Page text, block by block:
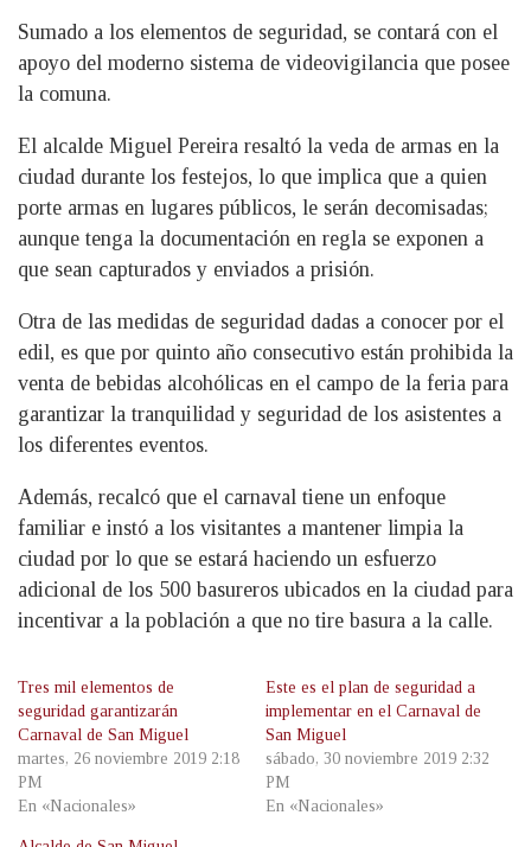
Sumado a los elementos de seguridad, se contará con el
apoyo del moderno sistema de videovigilancia que posee
la comuna.
El alcalde Miguel Pereira resaltó la veda de armas en la
ciudad durante los festejos, lo que implica que a quien
porte armas en lugares públicos, le serán decomisadas;
aunque tenga la documentación en regla se exponen a
que sean capturados y enviados a prisión.
Otra de las medidas de seguridad dadas a conocer por el
edil, es que por quinto año consecutivo están prohibida la
venta de bebidas alcohólicas en el campo de la feria para
garantizar la tranquilidad y seguridad de los asistentes a
los diferentes eventos.
Además, recalcó que el carnaval tiene un enfoque
familiar e instó a los visitantes a mantener limpia la
ciudad por lo que se estará haciendo un esfuerzo
adicional de los 500 basureros ubicados en la ciudad para
incentivar a la población a que no tire basura a la calle.
Tres mil elementos de
seguridad garantizarán
Carnaval de San Miguel
martes, 26 noviembre 2019 2:18
PM
En «Nacionales»
Este es el plan de seguridad a
implementar en el Carnaval de
San Miguel
sábado, 30 noviembre 2019 2:32
PM
En «Nacionales»